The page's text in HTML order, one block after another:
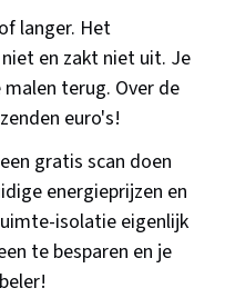
langer. Het
en zakt niet uit. Je
terug. Over de
euro's!
gratis scan doen
energieprijzen en
isolatie eigenlijk
te besparen en je